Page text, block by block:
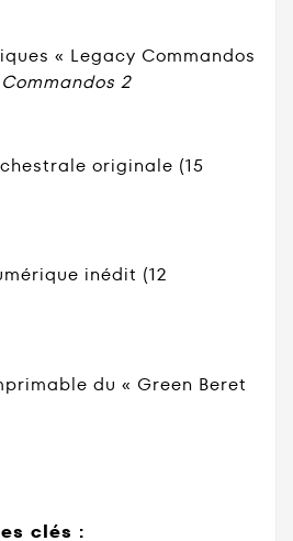
« Legacy Commandos
Commandos 2
originale (15
inédit (12
du « Green Beret
clés :